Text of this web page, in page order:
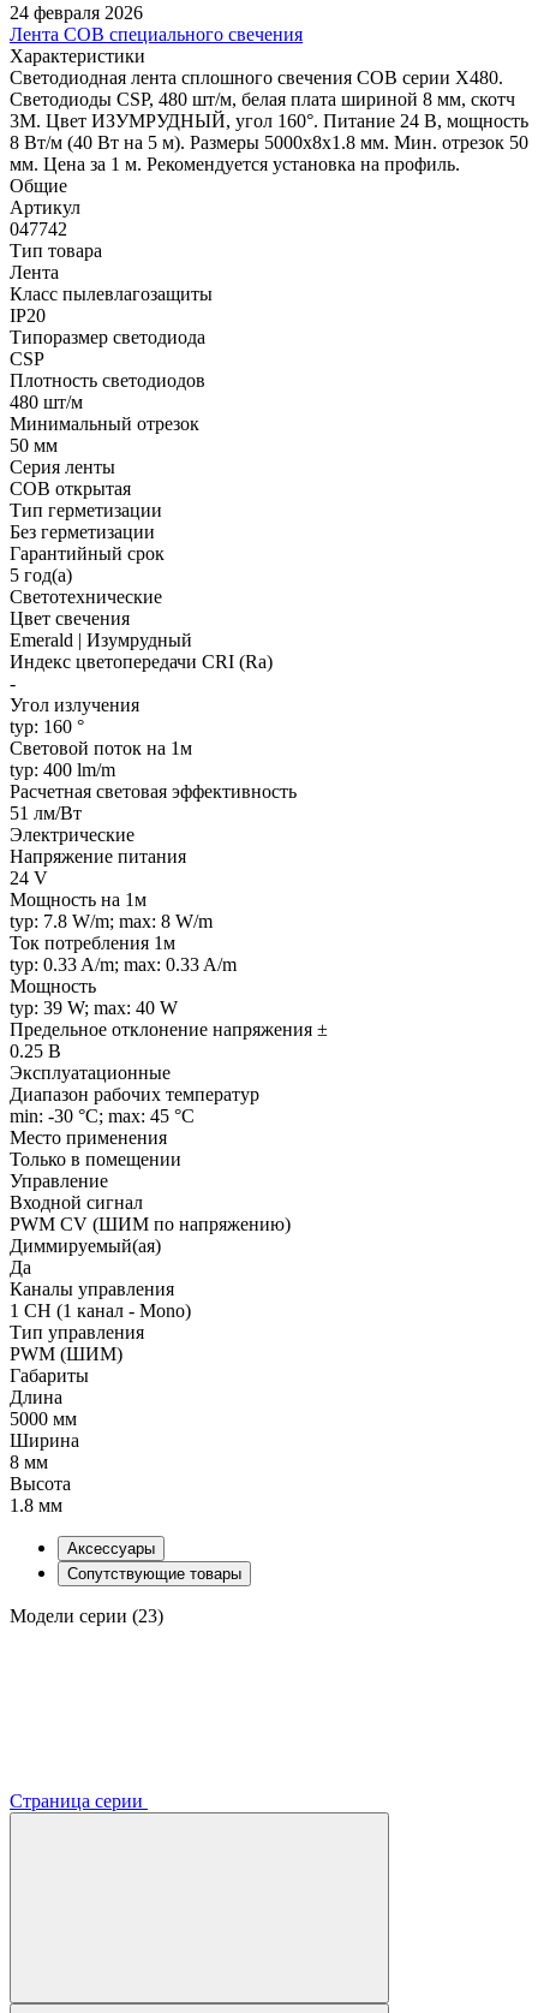
24 февраля 2026
Лента COB специального свечения
Характеристики
Светодиодная лента сплошного свечения COB серии X480.
Светодиоды CSP, 480 шт/м, белая плата шириной 8 мм, скотч
3M. Цвет ИЗУМРУДНЫЙ, угол 160°. Питание 24 В, мощность
8 Вт/м (40 Вт на 5 м). Размеры 5000х8х1.8 мм. Мин. отрезок 50
мм. Цена за 1 м. Рекомендуется установка на профиль.
Общие
Артикул
047742
Тип товара
Лента
Класс пылевлагозащиты
IP20
Типоразмер светодиода
CSP
Плотность светодиодов
480 шт/м
Минимальный отрезок
50 мм
Серия ленты
COB открытая
Тип герметизации
Без герметизации
Гарантийный срок
5 год(а)
Светотехнические
Цвет свечения
Emerald | Изумрудный
Индекс цветопередачи CRI (Ra)
-
Угол излучения
typ: 160 °
Световой поток на 1м
typ: 400 lm/m
Расчетная световая эффективность
51 лм/Вт
Электрические
Напряжение питания
24 V
Мощность на 1м
typ: 7.8 W/m; max: 8 W/m
Ток потребления 1м
typ: 0.33 A/m; max: 0.33 A/m
Мощность
typ: 39 W; max: 40 W
Предельное отклонение напряжения ±
0.25 В
Эксплуатационные
Диапазон рабочих температур
min: -30 °C; max: 45 °C
Место применения
Только в помещении
Управление
Входной сигнал
PWM СV (ШИМ по напряжению)
Диммируемый(ая)
Да
Каналы управления
1 CH (1 канал - Mono)
Тип управления
PWM (ШИМ)
Габариты
Длина
5000 мм
Ширина
8 мм
Высота
1.8 мм
Аксессуары
Сопутствующие товары
Модели серии (23)
Страница серии